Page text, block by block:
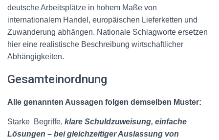
deutsche Arbeitsplätze in hohem Maße von
internationalem Handel, europäischen Lieferketten und
Zuwanderung abhängen. Nationale Schlagworte ersetzen
hier eine realistische Beschreibung wirtschaftlicher
Abhängigkeiten.
Gesamteinordnung
Alle genannten Aussagen folgen demselben Muster:
Starke Begriffe, klare Schuldzuweisung, einfache
Lösungen – bei gleichzeitiger Auslassung von